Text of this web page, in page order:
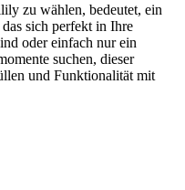
zu wählen, bedeutet, ein
sich perfekt in Ihre
oder einfach nur ein
suchen, dieser
und Funktionalität mit